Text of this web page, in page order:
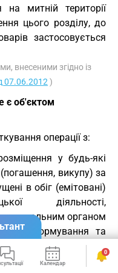
на митній території
цього розділу, до
застосовується
внесеними згідно із
07.06.2012 )
є об'єктом
операції з:
у будь-які
викупу) за
в обіг (емітовані)
діяльності,
центральним органом
формування та
політику та/або
політику у сфері
Календар Сервіси
0